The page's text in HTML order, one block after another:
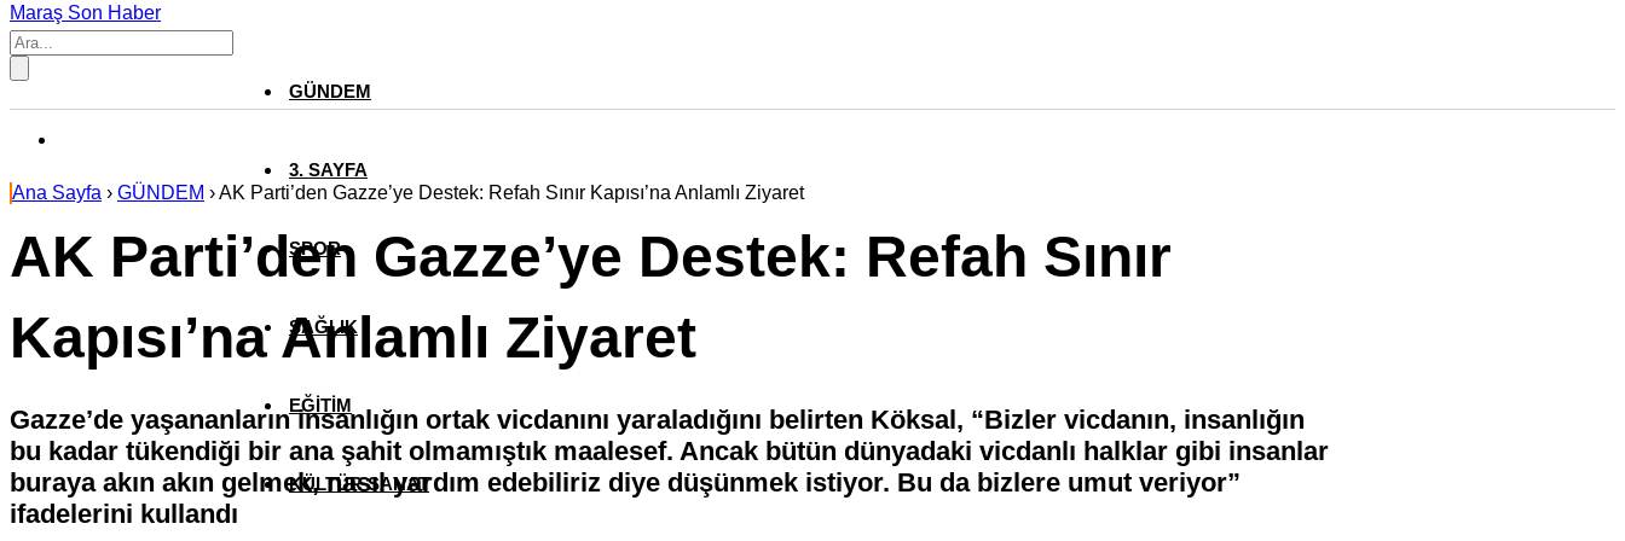
Maraş Son Haber
GÜNDEM
3. SAYFA
SPOR
SAĞLIK
EĞİTİM
KÜLTÜR SANAT
Ana Sayfa › GÜNDEM ›AK Parti’den Gazze’ye Destek: Refah Sınır Kapısı’na Anlamlı Ziyaret
AK Parti’den Gazze’ye Destek: Refah Sınır
Kapısı’na Anlamlı Ziyaret
Gazze’de yaşananların insanlığın ortak vicdanını yaraladığını belirten Köksal, “Bizler vicdanın, insanlığın
bu kadar tükendiği bir ana şahit olmamıştık maalesef. Ancak bütün dünyadaki vicdanlı halklar gibi insanlar
buraya akın akın gelmek, nasıl yardım edebiliriz diye düşünmek istiyor. Bu da bizlere umut veriyor”
ifadelerini kullandı